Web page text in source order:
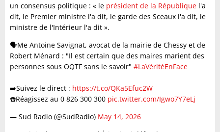
un consensus politique : « le président de la République l'a
dit, le Premier ministre l'a dit, le garde des Sceaux l'a dit, le
ministre de l'Intérieur l'a dit ».
🗣️Me Antoine Savignat, avocat de la mairie de Chessy et de
Robert Ménard : "Il est certain que des maires marient des
personnes sous OQTF sans le savoir" #LaVéritéEnFace
➡️Suivez le direct : https://t.co/QKa5Efuc2W
☎️Réagissez au 0 826 300 300 pic.twitter.com/Igwo7Y7eLj
— Sud Radio (@SudRadio) May 14, 2026